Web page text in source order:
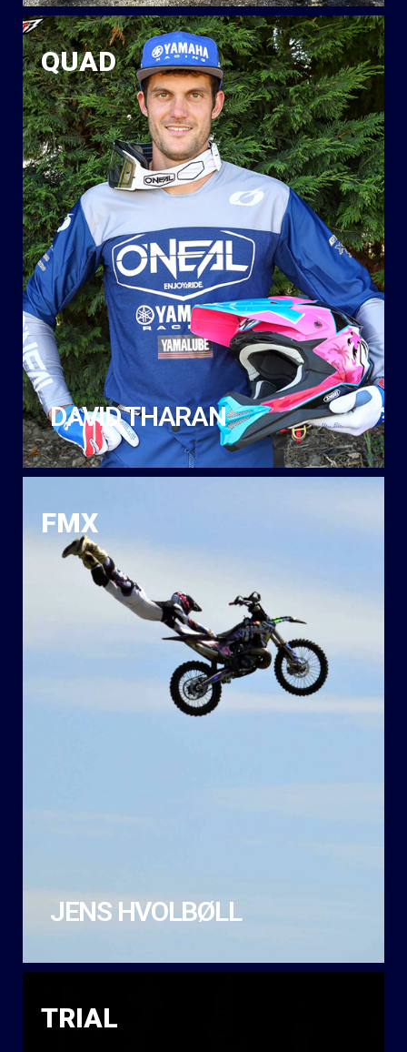
QUAD
DAVID THARAN
FMX
JENS HVOLBØLL
TRIAL